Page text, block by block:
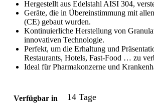
Hergestellt aus Edelstahl AISI 304,
Geräte, die in Übereinstimmung mit
(CE) gebaut wurden.
Kontinuierliche Herstellung von
innovativen Technologie.
Perfekt, um die Erhaltung und
Restaurants, Hotels, Fast-Food … zu
Ideal für Pharmakonzerne und
Verfügbar in 14 Tage